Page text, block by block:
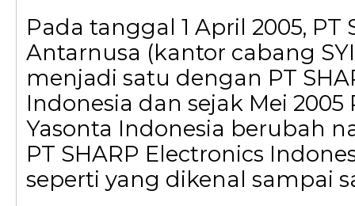
Pada tanggal 1 April 2005, PT
Antarnusa (kantor cabang
menjadi satu dengan PT
Indonesia dan sejak Mei 2005
Yasonta Indonesia berubah
PT SHARP Electronics
seperti yang dikenal sampai